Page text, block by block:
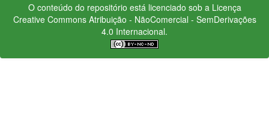
O conteúdo do repositório está licenciado sob a Licença
Creative CommonsAtribuição - NãoComercial - SemDerivações
4.0 Internacional.